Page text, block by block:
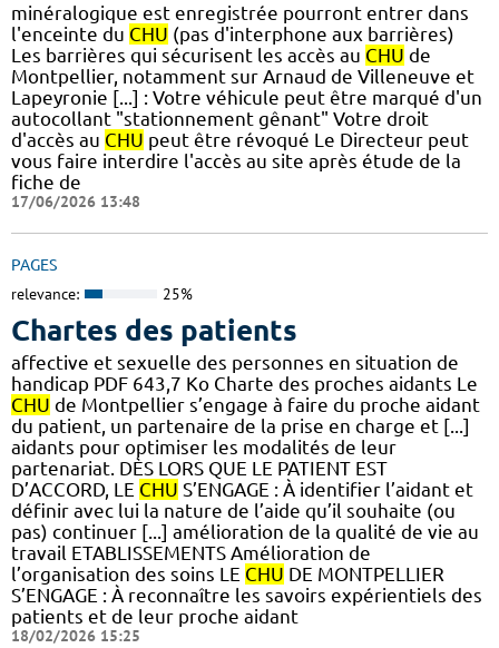
minéralogique est enregistrée pourront entrer dans
l'enceinte du CHU (pas d'interphone aux barrières)
Les barrières qui sécurisent les accès au CHU de
Montpellier, notamment sur Arnaud de Villeneuve et
Lapeyronie [...] : Votre véhicule peut être marqué d'un
autocollant "stationnement gênant" Votre droit
d'accès au CHU peut être révoqué Le Directeur peut
vous faire interdire l'accès au site après étude de la
fiche de
17/06/2026 13:48
PAGES
relevance: 25%
Chartes des patients
affective et sexuelle des personnes en situation de
handicap PDF 643,7 Ko Charte des proches aidants Le
CHU de Montpellier s’engage à faire du proche aidant
du patient, un partenaire de la prise en charge et [...]
aidants pour optimiser les modalités de leur
partenariat. DÈS LORS QUE LE PATIENT EST
D’ACCORD, LE CHU S’ENGAGE : À identifier l’aidant et
définir avec lui la nature de l’aide qu’il souhaite (ou
pas) continuer [...] amélioration de la qualité de vie au
travail ETABLISSEMENTS Amélioration de
l’organisation des soins LE CHU DE MONTPELLIER
S’ENGAGE : À reconnaître les savoirs expérientiels des
patients et de leur proche aidant
18/02/2026 15:25